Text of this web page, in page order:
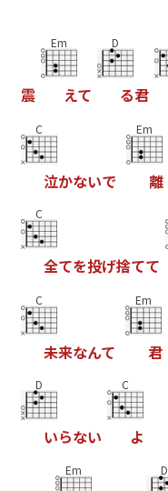
震
Em
えて
D
る君
C
泣かないで
Em
離
C
全てを投げ捨てて
C
未来なんて
Em
君
D
いらない
C
よ
Em D